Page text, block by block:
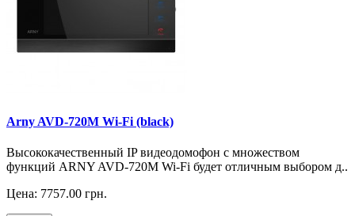
Arny AVD-720M Wi-Fi (black)
Высококачественный IP видеодомофон с множеством
функций ARNY AVD-720M Wi-Fi будет отличным выбором д..
Цена: 7757.00 грн.